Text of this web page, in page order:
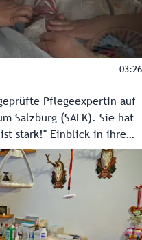
03:26
Pflegeexpertin auf
Salzburg (SALK). Sie hat
ist stark!" Einblick in ihre
gegeben.